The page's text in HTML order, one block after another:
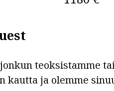
teoksistamme
kautta ja olemme